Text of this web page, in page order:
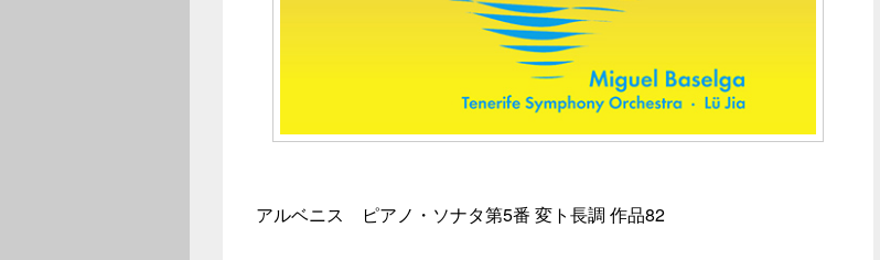
アルベニス ピアノ・ソナタ第5番 変ト長調 作品82